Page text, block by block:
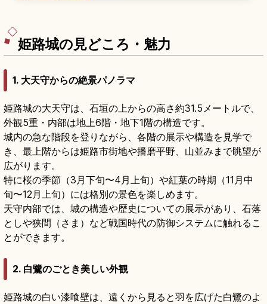
姫路城の見どころ・魅力
1. 大天守からの絶景パノラマ
姫路城の大天守は、石垣の上からの高さ約31.5メートルで、
外観5重・内部は地上6階・地下1階の構造です。
城内の急な階段を登りながら、各階の展示や構造を見学で
き、最上階からは姫路市街地や播磨平野、山並みまで眺望が
広がります。
特に桜の季節（3月下旬〜4月上旬）や紅葉の時期（11月中
旬〜12月上旬）には格別の景色を楽しめます。
天守内部では、城の構造や歴史についての展示があり、石落
としや狭間（さま）など戦国時代の防御システムに触れるこ
とができます。
2. 白鷺のごとき美しい外観
姫路城の白い漆喰壁は、遠くから見ると羽を広げた白鷺のよ